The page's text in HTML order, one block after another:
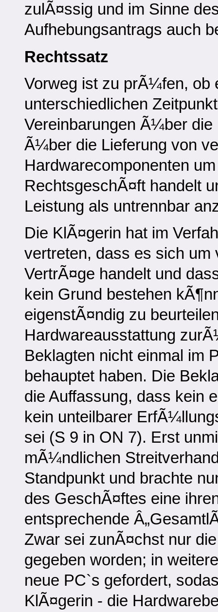
zulÃ¤ssig und im Sinne
Aufhebungsantrags auch
Rechtssatz
Vorweg ist zu prÃ¼fen, ob
unterschiedlichen
Vereinbarungen Ã¼ber
Ã¼ber die Lieferung von
Hardwarecomponenten
RechtsgeschÃ¤ft handelt
Leistung als untrennbar
Die KlÃ¤gerin hat im
vertreten, dass es sich um
VertrÃ¤ge handelt und
kein Grund bestehen
eigenstÃ¤ndig zu
Hardwareausstattung
Beklagten nicht einmal im
behauptet haben. Die
die Auffassung, dass kein
kein unteilbarer
sei (S 9 in ON 7). Erst
mÃ¼ndlichen
Standpunkt und brachte
des GeschÃ¤ftes eine
entsprechende
Zwar sei zunÃ¤chst nur
gegeben worden; in
neue PC`s gefordert,
KlÃ¤gerin - die